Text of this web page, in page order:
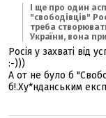
І ще про один
"свободівців"
треба
України, вона
Росія у захваті від
:-)))
А от не було б
б!.Ху*нданським